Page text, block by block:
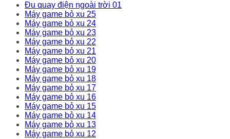
Đu quay điện ngoài trời 01
Máy game bỏ xu 25
Máy game bỏ xu 24
Máy game bỏ xu 23
Máy game bỏ xu 22
Máy game bỏ xu 21
Máy game bỏ xu 20
Máy game bỏ xu 19
Máy game bỏ xu 18
Máy game bỏ xu 17
Máy game bỏ xu 16
Máy game bỏ xu 15
Máy game bỏ xu 14
Máy game bỏ xu 13
Máy game bỏ xu 12